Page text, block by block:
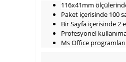
116x41mm
Paket içerisinde 100
Bir Sayfa içerisinde 2
Profesyonel
Ms Office